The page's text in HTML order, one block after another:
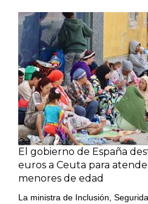
El gobierno de España
euros a Ceuta para
menores de edad
La ministra de Inclusión,